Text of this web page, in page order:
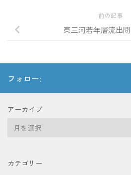
前の記事
東三河若年層流出
フォロー:
アーカイブ
イ
カテゴリー